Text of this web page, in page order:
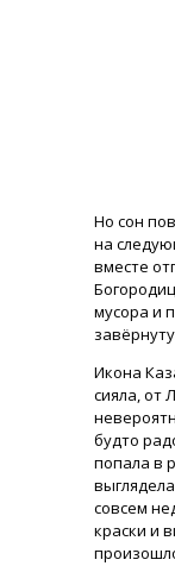
Но сон
на
вместе
мусора и
Икона
сияла, от
будто
попала в
совсем
краски и